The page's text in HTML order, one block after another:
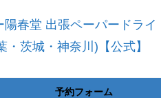
陽春堂 出張ペーパードライ
茨城・神奈川)【公式】
予約フォーム